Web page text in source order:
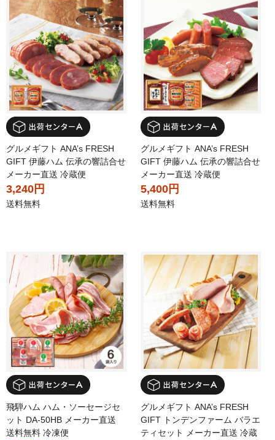
グルメギフト ANA’s FRESH
GIFT 伊藤ハム 伝承の響詰合せ
メーカー直送 冷蔵便
3,240円
送料無料
グルメギフト ANA’s FRESH
GIFT 伊藤ハム 伝承の響詰合せ
メーカー直送 冷蔵便
5,400円
送料無料
飛騨ハム ハム・ソーセージセ
ット DA-50HB メーカー直送
送料無料 冷凍便
グルメギフト ANA’s FRESH
GIFT トンデンファーム バラエ
ティセット メーカー直送 冷蔵